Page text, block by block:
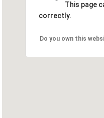
This page
correctly.
Do you own this